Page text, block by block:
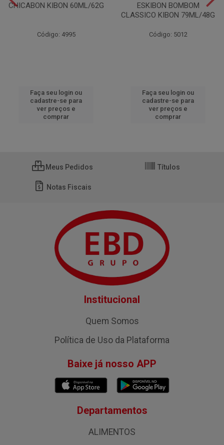
CHICABON KIBON 60ML/62G
Código: 4995
Faça seu login ou
cadastre-se para
ver preços e
comprar
ESKIBON BOMBOM
CLASSICO KIBON 79ML/48G
Código: 5012
Faça seu login ou
cadastre-se para
ver preços e
comprar
Meus Pedidos Títulos
Notas Fiscais
Institucional
Quem Somos
Política de Uso da Plataforma
Baixe já nosso APP
Departamentos
ALIMENTOS